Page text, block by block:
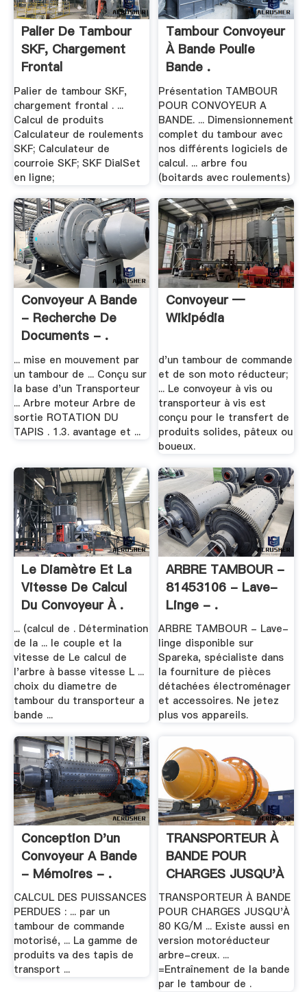
Palier De Tambour
SKF, Chargement
Frontal
Palier de tambour SKF,
chargement frontal . ...
Calcul de produits
Calculateur de roulements
SKF; Calculateur de
courroie SKF; SKF DialSet
en ligne;
Tambour Convoyeur
À Bande Poulie
Bande .
Présentation TAMBOUR
POUR CONVOYEUR A
BANDE. ... Dimensionnement
complet du tambour avec
nos différents logiciels de
calcul. ... arbre fou
(boitards avec roulements)
Convoyeur A Bande
- Recherche De
Documents - .
... mise en mouvement par
un tambour de ... Conçu sur
la base d'un Transporteur
... Arbre moteur Arbre de
sortie ROTATION DU
TAPIS . 1.3. avantage et ...
Convoyeur —
Wikipédia
d'un tambour de commande
et de son moto réducteur;
... Le convoyeur à vis ou
transporteur à vis est
conçu pour le transfert de
produits solides, pâteux ou
boueux.
Le Diamètre Et La
Vitesse De Calcul
Du Convoyeur À .
... (calcul de . Détermination
de la ... le couple et la
vitesse de Le calcul de
l'arbre à basse vitesse L ...
choix du diametre de
tambour du transporteur a
bande ...
ARBRE TAMBOUR -
81453106 - Lave-
Linge - .
ARBRE TAMBOUR - Lave-
linge disponible sur
Spareka, spécialiste dans
la fourniture de pièces
détachées électroménager
et accessoires. Ne jetez
plus vos appareils.
Conception D'un
Convoyeur A Bande
- Mémoires - .
CALCUL DES PUISSANCES
PERDUES : ... par un
tambour de commande
motorisé, ... La gamme de
produits va des tapis de
transport ...
TRANSPORTEUR À
BANDE POUR
CHARGES JUSQU'À
.
TRANSPORTEUR À BANDE
POUR CHARGES JUSQU'À
80 KG/M ... Existe aussi en
version motoréducteur
arbre-creux. ...
=Entraînement de la bande
par le tambour de .